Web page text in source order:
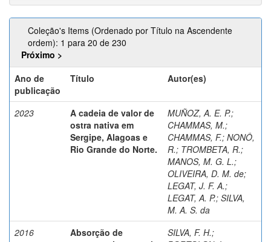
Coleção's Items (Ordenado por Título na Ascendente
ordem): 1 para 20 de 230
Próximo >
Ano de
publicação
Título Autor(es)
2023
A cadeia de valor de
ostra nativa em
Sergipe, Alagoas e
Rio Grande do Norte.
MUÑOZ, A. E. P.;
CHAMMAS, M.;
CHAMMAS, F.; NONÔ,
R.; TROMBETA, R.;
MANOS, M. G. L.;
OLIVEIRA, D. M. de;
LEGAT, J. F. A.;
LEGAT, A. P.; SILVA,
M. A. S. da
2016
Absorção de
SILVA, F. H.;